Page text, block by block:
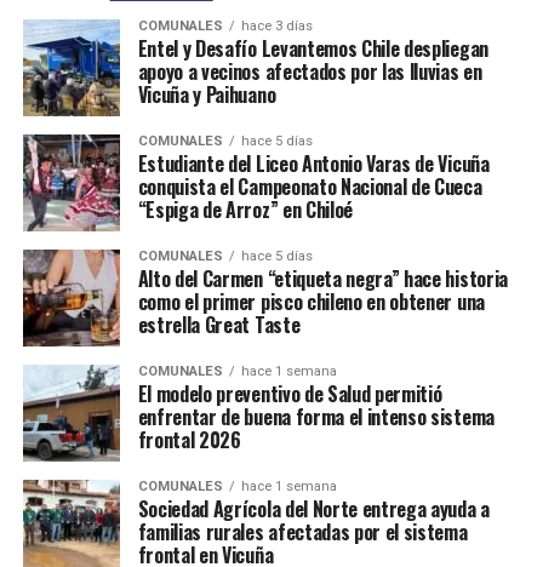
COMUNALES hace 3 días
Entel y Desafío Levantemos Chile despliegan
apoyo a vecinos afectados por las lluvias en
Vicuña y Paihuano
COMUNALES hace 5 días
Estudiante del Liceo Antonio Varas de Vicuña
conquista el Campeonato Nacional de Cueca
“Espiga de Arroz” en Chiloé
COMUNALES hace 5 días
Alto del Carmen “etiqueta negra” hace historia
como el primer pisco chileno en obtener una
estrella Great Taste
COMUNALES hace 1 semana
El modelo preventivo de Salud permitió
enfrentar de buena forma el intenso sistema
frontal 2026
COMUNALES hace 1 semana
Sociedad Agrícola del Norte entrega ayuda a
familias rurales afectadas por el sistema
frontal en Vicuña